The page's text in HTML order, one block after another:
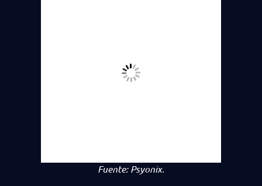
Fuente:Psyonix.